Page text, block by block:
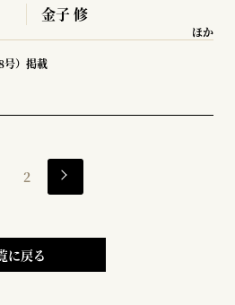
金子 修
ほか
号）掲載
2
に戻る